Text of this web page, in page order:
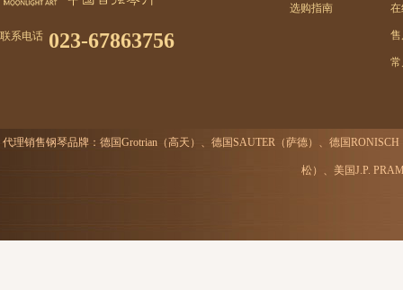
联系电话 023-67863756
选购指南 在
售
代理销售钢琴品牌：德国Grotrian（高天）、德国SAUTER（萨德）、德国
松）、美国J.P.